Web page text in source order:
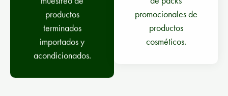
productos
terminados
importados y
acondicionados.
promocionales de
productos
cosméticos.